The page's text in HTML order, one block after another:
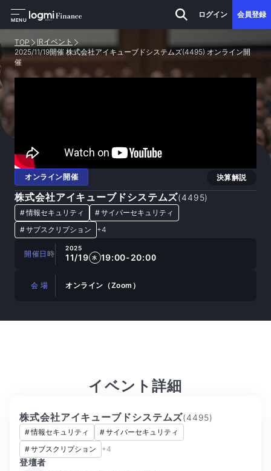
MENU
ログイン 会員登録
TOP
IRイベント
2025/11/19開催 株式会社アイキューブドシステムズ(4495) オンライン開
催
オンライン開催 決算解説
株式会社アイキューブドシステムズ(4495)
#情報セキュリティ #サイバーセキュリティ
#サブスクリプション +4
開催日時
2025
11/19 水 19:00-20:00
会 場 オンライン（Zoom）
イベント詳細
株式会社アイキューブドシステムズ(4495)
#情報セキュリティ #サイバーセキュリティ
#サブスクリプション +4
登壇者